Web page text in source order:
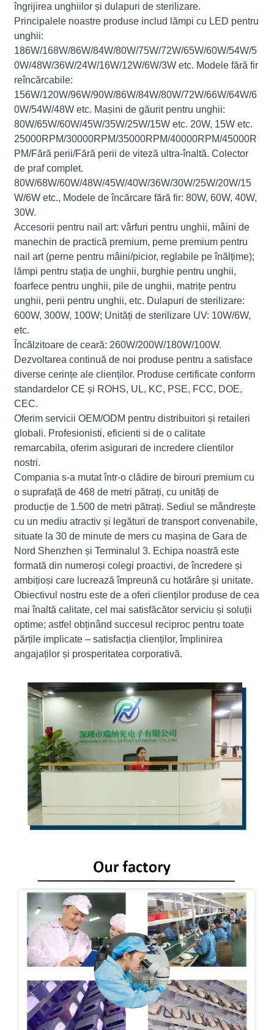
îngrijirea unghiilor și dulapuri de sterilizare.
Principalele noastre produse includ lămpi cu LED pentru
unghii:
186W/168W/86W/84W/80W/75W/72W/65W/60W/54W/5
0W/48W/36W/24W/16W/12W/6W/3W etc. Modele fără fir
reîncărcabile:
156W/120W/96W/90W/86W/84W/80W/72W/66W/64W/6
0W/54W/48W etc. Mașini de găurit pentru unghii:
80W/65W/60W/45W/35W/25W/15W etc. 20W, 15W etc.
25000RPM/30000RPM/35000RPM/40000RPM/45000R
PM/Fără perii/Fără perii de viteză ultra-înaltă. Colector
de praf complet.
80W/68W/60W/48W/45W/40W/36W/30W/25W/20W/15
W/6W etc., Modele de încărcare fără fir: 80W, 60W, 40W,
30W.
Accesorii pentru nail art: vârfuri pentru unghii, mâini de
manechin de practică premium, perne premium pentru
nail art (perne pentru mâini/picior, reglabile pe înălțime);
lămpi pentru stația de unghii, burghie pentru unghii,
foarfece pentru unghii, pile de unghii, matrițe pentru
unghii, perii pentru unghii, etc. Dulapuri de sterilizare:
600W, 300W, 100W; Unități de sterilizare UV: 10W/6W,
etc.
Încălzitoare de ceară: 260W/200W/180W/100W.
Dezvoltarea continuă de noi produse pentru a satisface
diverse cerințe ale clienților. Produse certificate conform
standardelor CE și ROHS, UL, KC, PSE, FCC, DOE,
CEC.
Oferim servicii OEM/ODM pentru distribuitori și retaileri
globali. Profesionisti, eficienti si de o calitate
remarcabila, oferim asigurari de incredere clientilor
nostri.
Compania s-a mutat într-o clădire de birouri premium cu
o suprafață de 468 de metri pătrați, cu unități de
producție de 1.500 de metri pătrați. Sediul se mândrește
cu un mediu atractiv și legături de transport convenabile,
situate la 30 de minute de mers cu mașina de Gara de
Nord Shenzhen și Terminalul 3. Echipa noastră este
formată din numeroși colegi proactivi, de încredere și
ambițioși care lucrează împreună cu hotărâre și unitate.
Obiectivul nostru este de a oferi clienților produse de cea
mai înaltă calitate, cel mai satisfăcător serviciu și soluții
optime; astfel obținând succesul reciproc pentru toate
părțile implicate – satisfacția clienților, împlinirea
angajaților și prosperitatea corporativă.